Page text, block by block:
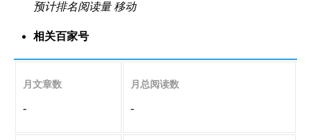
预计排名阅读量 移动
相关百家号
月文章数
-
月总阅读数
-